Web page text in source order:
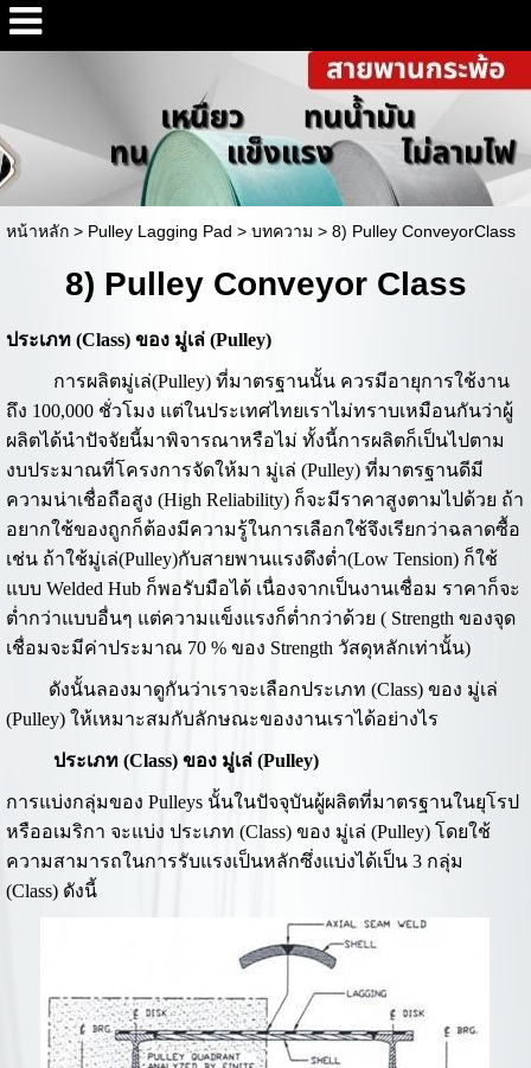
หน้าหลัก> Pulley Lagging Pad > บทความ > 8) Pulley ConveyorClass
8) Pulley Conveyor Class
ประเภท (Class) ของ มู่เล่ (Pulley)
การผลิตมู่เล่(Pulley) ที่มาตรฐานนั้น ควรมีอายุการใช้งาน
ถึง 100,000 ชั่วโมง แต่ในประเทศไทยเราไม่ทราบเหมือนกันว่าผู้
ผลิตได้นำปัจจัยนี้มาพิจารณาหรือไม่ ทั้งนี้การผลิตก็เป็นไปตาม
งบประมาณที่โครงการจัดให้มา มู่เล่ (Pulley) ที่มาตรฐานดีมี
ความน่าเชื่อถือสูง (High Reliability) ก็จะมีราคาสูงตามไปด้วย ถ้า
อยากใช้ของถูกก็ต้องมีความรู้ในการเลือกใช้จึงเรียกว่าฉลาดซื้อ
เช่น ถ้าใช้มู่เล่(Pulley)กับสายพานแรงดึงต่ำ(Low Tension) ก็ใช้
แบบ Welded Hub ก็พอรับมือได้ เนื่องจากเป็นงานเชื่อม ราคาก็จะ
ต่ำกว่าแบบอื่นๆ แต่ความแข็งแรงก็ต่ำกว่าด้วย ( Strength ของจุด
เชื่อมจะมีค่าประมาณ 70 % ของ Strength วัสดุหลักเท่านั้น)
ดังนั้นลองมาดูกันว่าเราจะเลือกประเภท (Class) ของ มู่เล่
(Pulley) ให้เหมาะสมกับลักษณะของงานเราได้อย่างไร
ประเภท (Class) ของ มู่เล่ (Pulley)
การแบ่งกลุ่มของ Pulleys นั้นในปัจจุบันผู้ผลิตที่มาตรฐานในยุโรป
หรืออเมริกา จะแบ่ง ประเภท (Class) ของ มู่เล่ (Pulley) โดยใช้
ความสามารถในการรับแรงเป็นหลักซึ่งแบ่งได้เป็น 3 กลุ่ม
(Class) ดังนี้